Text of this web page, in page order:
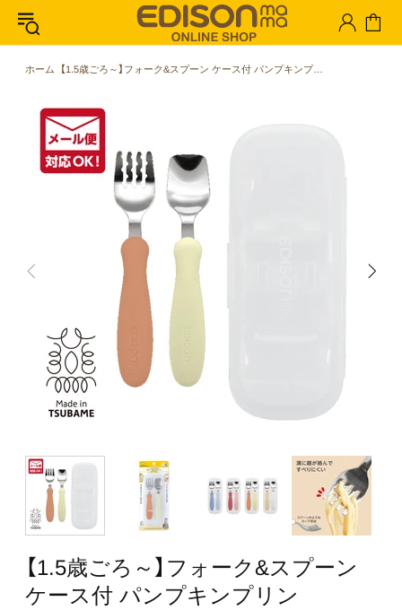
ホーム 【1.5歳ごろ～】フォーク&スプーン ケース付 パンプキンプリン 柔らかく落ち着いたカラーのフォーク&スプーン 燕三条の高品質なステンレス使用 持ち運びに便利なケース付き
【1.5歳ごろ～】​フォーク&スプーン
ケース付 パンプキンプリン ​